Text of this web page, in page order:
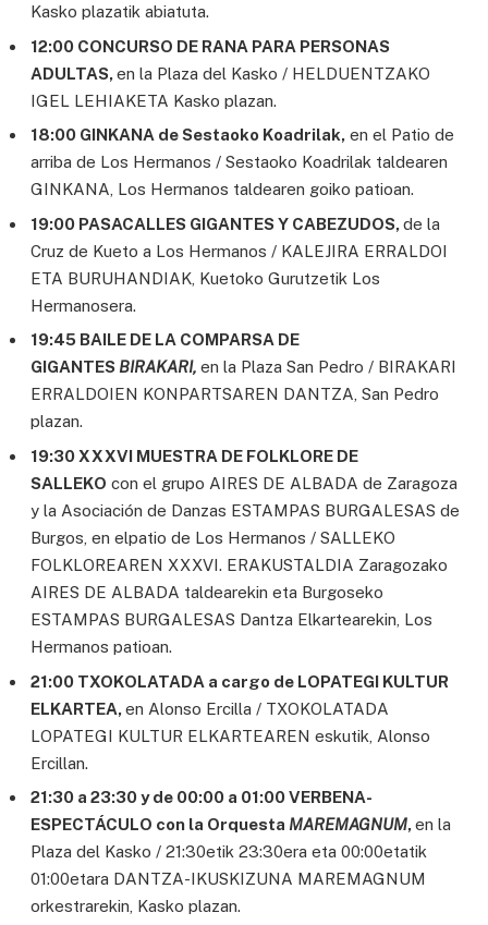
Kasko plazatik abiatuta.
12:00 CONCURSO DE RANA PARA PERSONAS
ADULTAS,en la Plaza del Kasko / HELDUENTZAKO
IGEL LEHIAKETA Kasko plazan.
18:00 GINKANA de Sestaoko Koadrilak, en el Patio de
arriba de Los Hermanos / Sestaoko Koadrilak taldearen
GINKANA, Los Hermanos taldearen goiko patioan.
19:00 PASACALLES GIGANTES Y CABEZUDOS,de la
Cruz de Kueto a Los Hermanos / KALEJIRA ERRALDOI
ETA BURUHANDIAK, Kuetoko Gurutzetik Los
Hermanosera.
19:45 BAILE DE LA COMPARSA DE
GIGANTES BIRAKARI, en la Plaza San Pedro / BIRAKARI
ERRALDOIEN KONPARTSAREN DANTZA, San Pedro
plazan.
19:30 XXXVI MUESTRA DE FOLKLORE DE
SALLEKO con el grupo AIRES DE ALBADA de Zaragoza
y la Asociación de Danzas ESTAMPAS BURGALESAS de
Burgos, en elpatio de Los Hermanos / SALLEKO
FOLKLOREAREN XXXVI. ERAKUSTALDIA Zaragozako
AIRES DE ALBADA taldearekin eta Burgoseko
ESTAMPAS BURGALESAS Dantza Elkartearekin, Los
Hermanos patioan.
21:00 TXOKOLATADA a cargo de LOPATEGI KULTUR
ELKARTEA,en Alonso Ercilla / TXOKOLATADA
LOPATEGI KULTUR ELKARTEAREN eskutik, Alonso
Ercillan.
21:30 a 23:30 y de 00:00 a 01:00 VERBENA-
ESPECTÁCULO con la Orquesta MAREMAGNUM,en la
Plaza del Kasko / 21:30etik 23:30era eta 00:00etatik
01:00etara DANTZA-IKUSKIZUNA MAREMAGNUM
orkestrarekin, Kasko plazan.